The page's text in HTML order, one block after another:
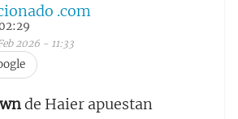
.com
2026 - 11:33
de Haier apuestan